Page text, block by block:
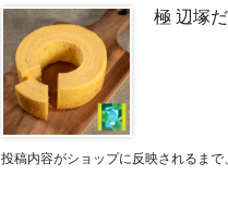
極 辺塚
投稿内容がショップに反映されるまで